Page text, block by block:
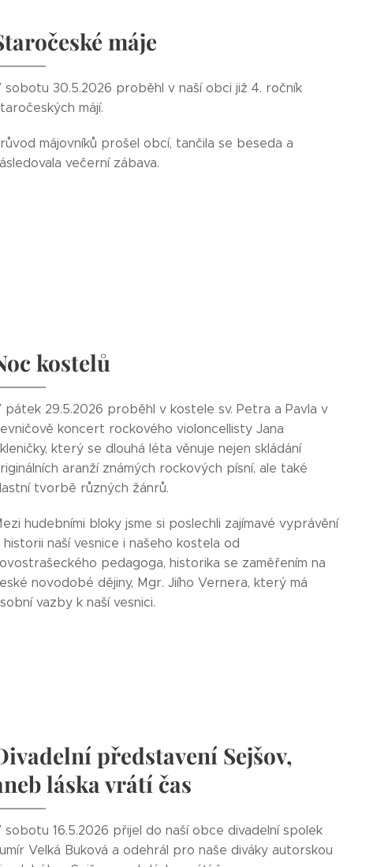
máje
sobotu 30.5.2026 proběhl v naší obci již 4. ročník
májí.
májovníků prošel obcí, tančila se beseda a
večerní zábava.
kostelů
pátek 29.5.2026 proběhl v kostele sv. Petra a Pavla v
koncert rockového violoncellisty Jana
který se dlouhá léta věnuje nejen skládání
aranží známých rockových písní, ale také
tvorbě různých žánrů.
hudebními bloky jsme si poslechli zajímavé vyprávění
historii naší vesnice i našeho kostela od
pedagoga, historika se zaměřením na
novodobé dějiny, Mgr. Jiího Vernera, který má
vazby k naší vesnici.
představení Sejšov,
láska vrátí čas
sobotu 16.5.2026 přijel do naší obce divadelní spolek
Velká Buková a odehrál pro naše diváky autorskou